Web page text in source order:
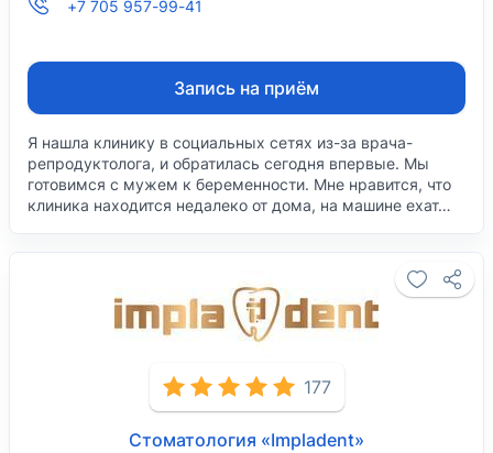
+7 705 957-99-41
Запись на приём
Я нашла клинику в социальных сетях из-за врача-
репродуктолога, и обратилась сегодня впервые. Мы
готовимся с мужем к беременности. Мне нравится, что
клиника находится недалеко от дома, на машине ехат…
177
Стоматология «Impladent»